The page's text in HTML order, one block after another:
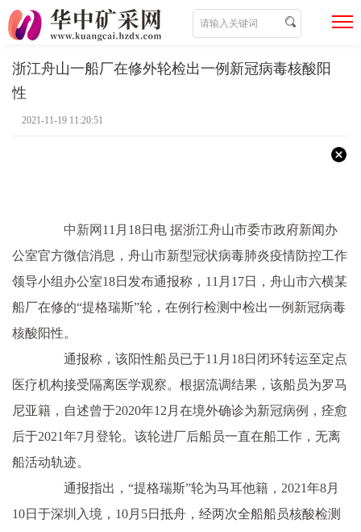
浙江舟山一船厂在修外轮检出一例新冠病毒核酸阳
性
2021-11-19 11:20:51
中新网 11月18日电 据浙江舟山市委市政府新闻办
公室官方微信消息，舟山市新型冠状病毒肺炎疫情防控工作
领导小组办公室18日发布通报称，11月17日，舟山市六横某
船厂在修的“提格瑞斯”轮，在例行检测中检出一例新冠病毒
核酸阳性。
通报称，该阳性船员已于11月18日闭环转运至定点
医疗机构接受隔离医学观察。根据流调结果，该船员为罗马
尼亚籍，自述曾于2020年12月在境外确诊为新冠病例，痊愈
后于2021年7月登轮。该轮进厂后船员一直在船工作，无离
船活动轨迹。
通报指出，“提格瑞斯”轮为马耳他籍，2021年8月
10日于深圳入境，10月5日抵舟，经两次全船船员核酸检测